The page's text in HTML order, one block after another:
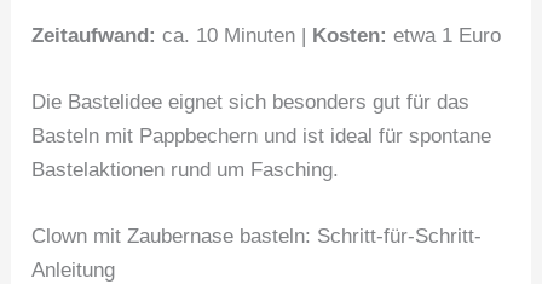
Zeitaufwand: ca. 10 Minuten | Kosten: etwa 1 Euro
Die Bastelidee eignet sich besonders gut für das
Basteln mit Pappbechern und ist ideal für spontane
Bastelaktionen rund um Fasching.
Clown mit Zaubernase basteln: Schritt-für-Schritt-
Anleitung